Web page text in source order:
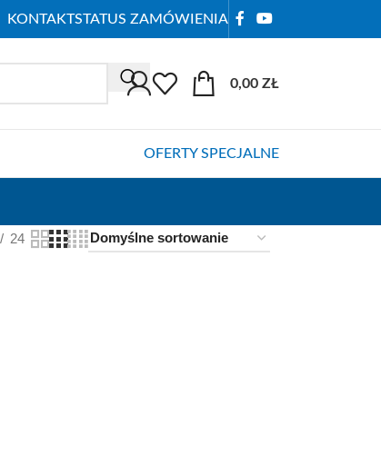
KONTAKTSTATUS ZAMÓWIENIA
0,00 ZŁ
OFERTY SPECJALNE
24